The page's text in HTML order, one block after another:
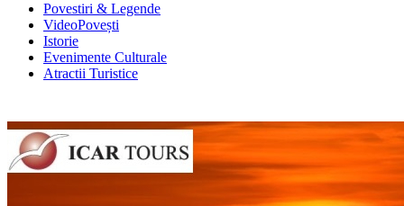
Povestiri & Legende
VideoPovești
Istorie
Evenimente Culturale
Atractii Turistice